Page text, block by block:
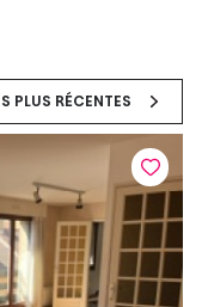
PLUS RÉCENTES